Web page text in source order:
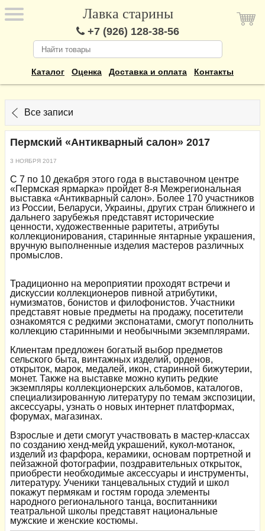
Лавка старины
+7 (926) 128-38-56
Каталог Оценка Доставка и оплата Контакты
Все записи
Пермский «Антикварный салон» 2017
3 НОЯБРЯ 2017
С 7 по 10 декабря этого года в выставочном центре
«Пермская ярмарка» пройдет 8-я Межрегиональная
выставка «Антикварный салон». Более 170 участников
из России, Беларуси, Украины, других стран ближнего и
дальнего зарубежья представят исторические
ценности, художественные раритеты, атрибуты
коллекционирования, старинные янтарные украшения,
вручную выполненные изделия мастеров различных
промыслов.
Традиционно на мероприятии проходят встречи и
дискуссии коллекционеров пивной атрибутики,
нумизматов, бонистов и филофонистов. Участники
представят новые предметы на продажу, посетители
ознакомятся с редкими экспонатами, смогут пополнить
коллекцию старинными и необычными экземплярами.
Клиентам предложен богатый выбор предметов
сельского быта, винтажных изделий, орденов,
открыток, марок, медалей, икон, старинной бижутерии,
монет. Также на выставке можно купить редкие
экземпляры коллекционерских альбомов, каталогов,
специализированную литературу по темам экспозиции,
аксессуары, узнать о новых интернет платформах,
форумах, магазинах.
Взрослые и дети смогут участвовать в мастер-классах
по созданию хенд-мейд украшений, кукол-мотанок,
изделий из фарфора, керамики, основам портретной и
пейзажной фотографии, поздравительных открыток,
приобрести необходимые аксессуары и инструменты,
литературу. Ученики танцевальных студий и школ
покажут пермякам и гостям города элементы
народного регионального танца, воспитанники
театральной школы представят национальные
мужские и женские костюмы.